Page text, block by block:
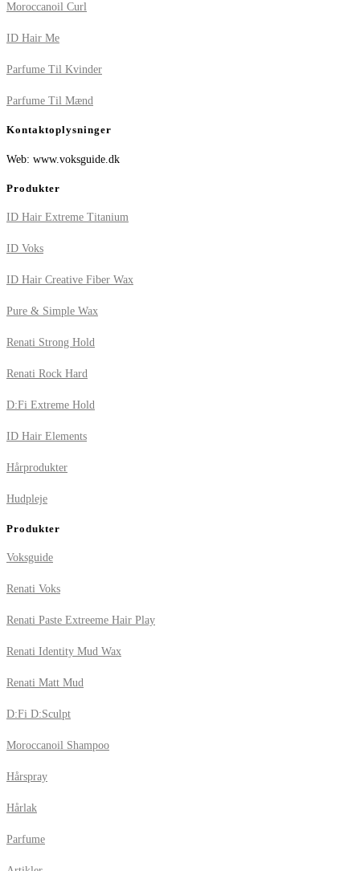
Moroccanoil Curl
ID Hair Me
Parfume Til Kvinder
Parfume Til Mænd
Kontaktoplysninger
Web: www.voksguide.dk
Produkter
ID Hair Extreme Titanium
ID Voks
ID Hair Creative Fiber Wax
Pure & Simple Wax
Renati Strong Hold
Renati Rock Hard
D:Fi Extreme Hold
ID Hair Elements
Hårprodukter
Hudpleje
Produkter
Voksguide
Renati Voks
Renati Paste Extreeme Hair Play
Renati Identity Mud Wax
Renati Matt Mud
D:Fi D:Sculpt
Moroccanoil Shampoo
Hårspray
Hårlak
Parfume